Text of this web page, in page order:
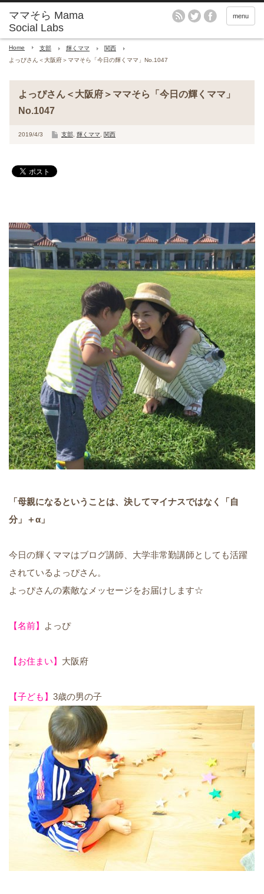
menu
Home 支部 輝くママ
関西
よっぴさん＜大阪府＞ママそら「今日の輝くママ」No.1047
よっぴさん＜大阪府＞ママそら「今日の輝くママ」
No.1047
2019/4/3 支部 輝くママ 関西
「母親になるということは、決してマイナスではなく「自
分」＋α」
今日の輝くママはブログ講師、大学非常勤講師としても活躍
されているよっぴさん。
よっぴさんの素敵なメッセージをお届けします☆
【名前】 よっぴ
【お住まい】 大阪府
【子ども】 3歳の男の子